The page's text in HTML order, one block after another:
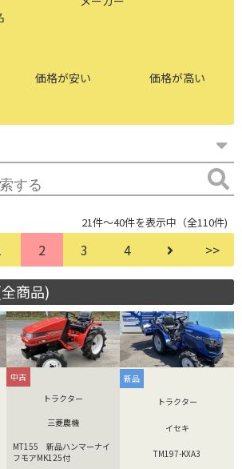
価格が安い
価格が高い
21件～40件を表示中（全110件)
2 3 4 >>
商品)
中古
トラクター
三菱農機
MT155 新品ハンマーナイ
フモアMK125付
新品
トラクター
イセキ
TM197-KXA3